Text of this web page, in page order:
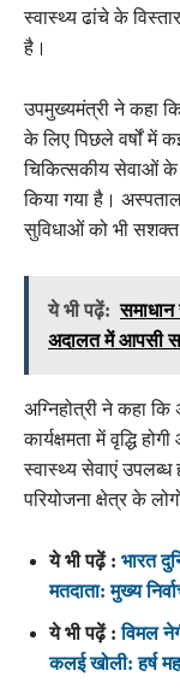
स्वास्थ्य ढांचे के
है।
उपमुख्यमंत्री ने कहा
के लिए पिछले वर्षों में
चिकित्सकीय सेवाओं के
किया गया है।
सुविधाओं को भी सशक्त
ये भी पढ़ें: समाधान
अदालत में आपसी
अग्निहोत्री ने कहा
कार्यक्षमता में वृद्धि
स्वास्थ्य सेवाएं उपलब्ध
परियोजना क्षेत्र के
ये भी पढ़ें : भारत
मतदाता: मुख्य
ये भी पढ़ें :विमल
कलई खोली: हर्ष